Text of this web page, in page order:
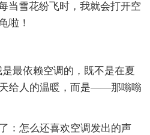
当雪花纷飞时，我就会打开空
啦！
依赖空调的，既不是在夏
给人的温暖，而是——那嗡嗡
怎么还喜欢空调发出的声